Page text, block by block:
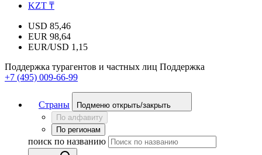
KZT ₸
USD 85,46
EUR 98,64
EUR/USD 1,15
Поддержка турагентов и частных лиц Поддержка
+7 (495) 009-66-99
Страны
Подменю открыть/закрыть
По алфавиту
По регионам
поиск по названию